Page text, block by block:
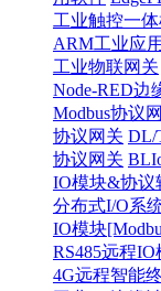
工业触控一
ARM工业应
工业物联网关
Node-RED边
Modbus协议
协议网关 DL/
协议网关
IO模块&协议
分布式I/O系
IO模块
RS485远程IO
4G远程智能